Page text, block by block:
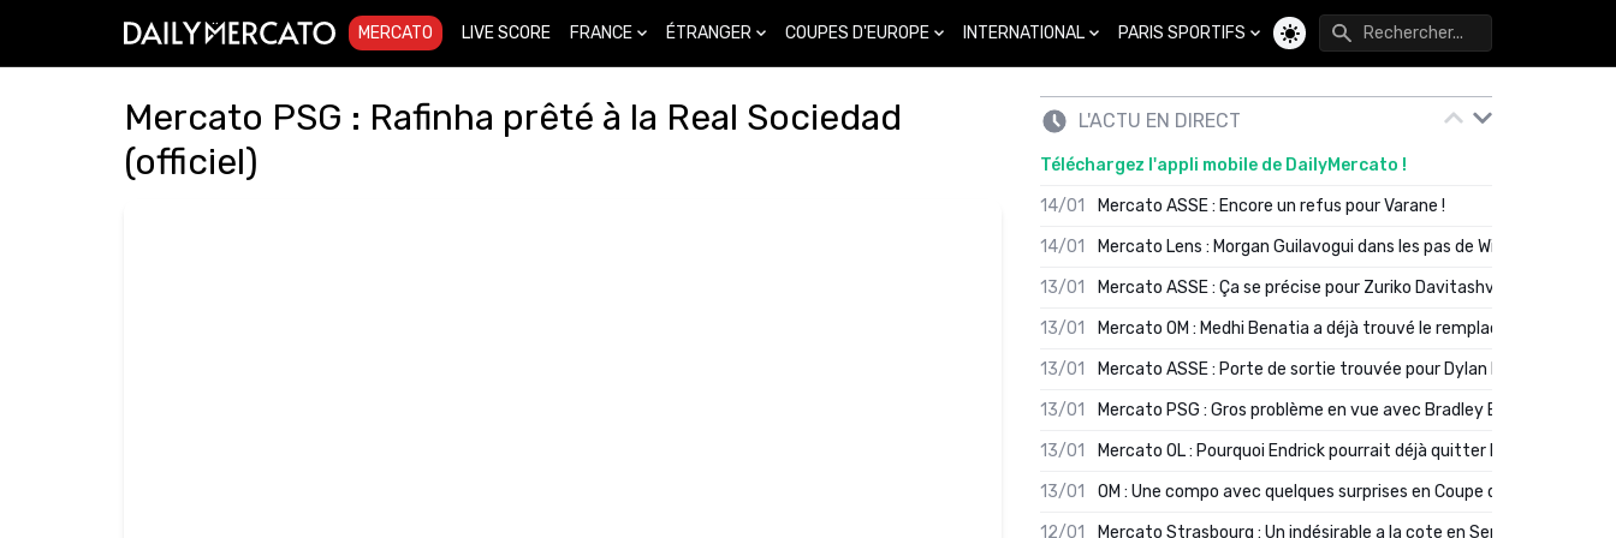
MERCATO LIVE SCORE FRANCE ÉTRANGER COUPES D'EUROPE INTERNATIONAL PARIS SPORTIFS
Changer de thème
Mercato PSG : Rafinha prêté à la Real Sociedad
(officiel)
L'ACTU EN DIRECT
Téléchargez l'appli mobile de DailyMercato !
14/01
Mercato ASSE : Encore un refus pour Varane !
14/01
Mercato Lens : Morgan Guilavogui dans les pas de Will Still ?
13/01
Mercato ASSE : Ça se précise pour Zuriko Davitashvili
13/01
Mercato OM : Medhi Benatia a déjà trouvé le remplaçant de Robinio
13/01
Mercato ASSE : Porte de sortie trouvée pour Dylan Batubinsika
13/01
Mercato PSG : Gros problème en vue avec Bradley Barcola ?
13/01
Mercato OL : Pourquoi Endrick pourrait déjà quitter Lyon en janvier
13/01
OM : Une compo avec quelques surprises en Coupe de France
12/01
Mercato Strasbourg : Un indésirable a la cote en Serie A